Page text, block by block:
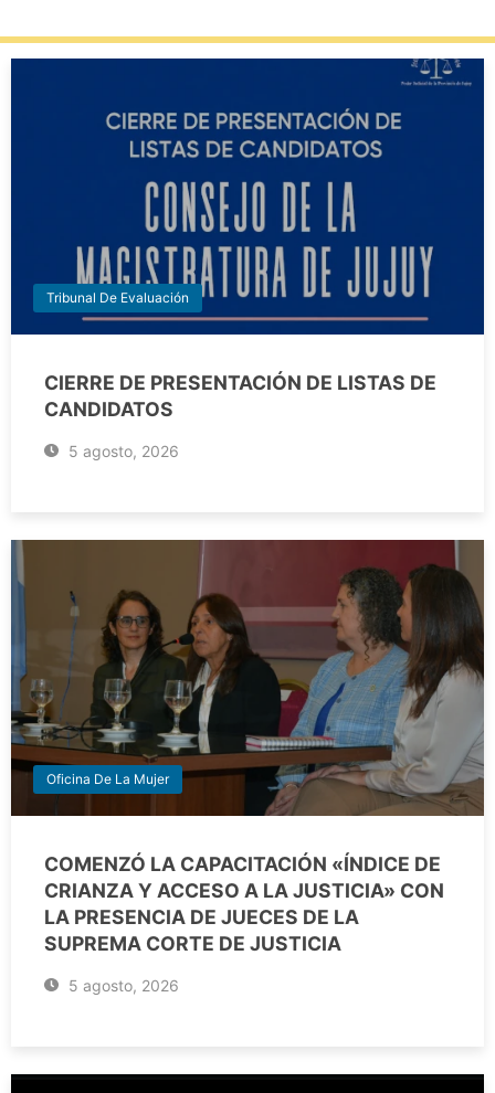
Tribunal De Evaluación
CIERRE DE PRESENTACIÓN DE LISTAS DE
CANDIDATOS
5 agosto, 2026
Oficina De La Mujer
COMENZÓ LA CAPACITACIÓN «ÍNDICE DE
CRIANZA Y ACCESO A LA JUSTICIA» CON
LA PRESENCIA DE JUECES DE LA
SUPREMA CORTE DE JUSTICIA
5 agosto, 2026